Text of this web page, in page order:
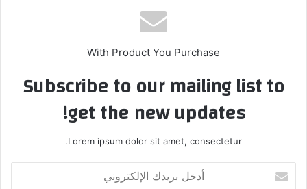
With Product You Purchase
Subscribe to our mailing list to
get the new updates!
Lorem ipsum dolor sit amet, consectetur.